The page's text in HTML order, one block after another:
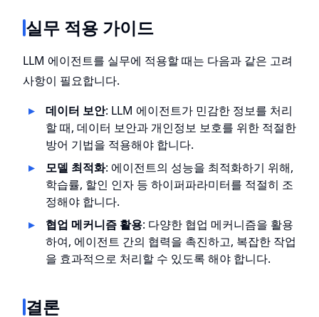
실무 적용 가이드
LLM 에이전트를 실무에 적용할 때는 다음과 같은 고려
사항이 필요합니다.
데이터 보안: LLM 에이전트가 민감한 정보를 처리
할 때, 데이터 보안과 개인정보 보호를 위한 적절한
방어 기법을 적용해야 합니다.
모델 최적화: 에이전트의 성능을 최적화하기 위해,
학습률, 할인 인자 등 하이퍼파라미터를 적절히 조
정해야 합니다.
협업 메커니즘 활용: 다양한 협업 메커니즘을 활용
하여, 에이전트 간의 협력을 촉진하고, 복잡한 작업
을 효과적으로 처리할 수 있도록 해야 합니다.
결론